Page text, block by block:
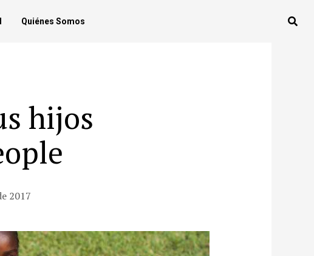
Quiénes Somos
hijos
2017